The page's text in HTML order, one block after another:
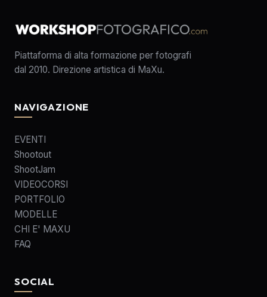
Piattaforma di alta formazione per fotografi
dal 2010. Direzione artistica di MaXu.
NAVIGAZIONE
EVENTI
Shootout
ShootJam
VIDEOCORSI
PORTFOLIO
MODELLE
CHI E' MAXU
FAQ
SOCIAL